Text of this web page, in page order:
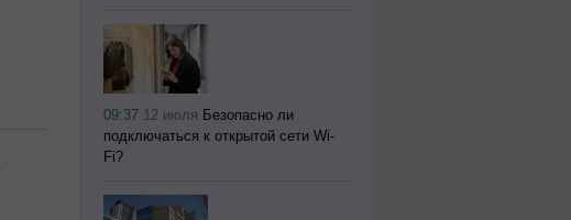
09:37 12 июля Безопасно ли
подключаться к открытой сети Wi-
Fi?